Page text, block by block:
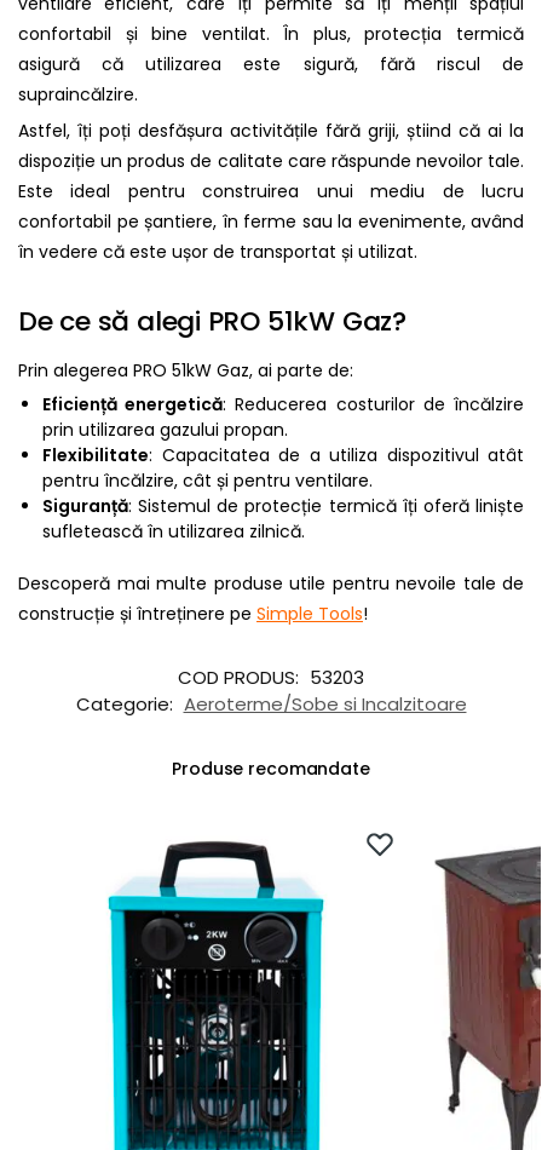
confortabil și bine ventilat. În plus, protecția termică
asigură că utilizarea este sigură, fără riscul de
supraincălzire.
Astfel, îți poți desfășura activitățile fără griji, știind că ai la
dispoziție un produs de calitate care răspunde nevoilor tale.
Este ideal pentru construirea unui mediu de lucru
confortabil pe șantiere, în ferme sau la evenimente, având
în vedere că este ușor de transportat și utilizat.
De ce să alegi PRO 51kW Gaz?
Prin alegerea PRO 51kW Gaz, ai parte de:
Eficiență energetică: Reducerea costurilor de încălzire
prin utilizarea gazului propan.
Flexibilitate: Capacitatea de a utiliza dispozitivul atât
pentru încălzire, cât și pentru ventilare.
Siguranță: Sistemul de protecție termică îți oferă liniște
sufletească în utilizarea zilnică.
Descoperă mai multe produse utile pentru nevoile tale de
construcție și întreținere pe Simple Tools!
COD PRODUS: 53203
Categorie: Aeroterme/Sobe si Incalzitoare
Produse recomandate